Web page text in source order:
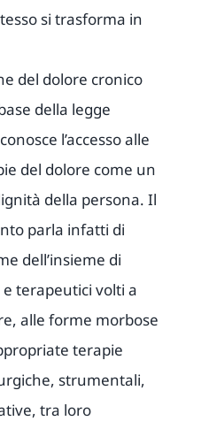
si trasforma in
del dolore cronico
della legge
l’accesso alle
del dolore come un
della persona. Il
parla infatti di
dell’insieme di
terapeutici volti a
alle forme morbose
terapie
strumentali,
tra loro